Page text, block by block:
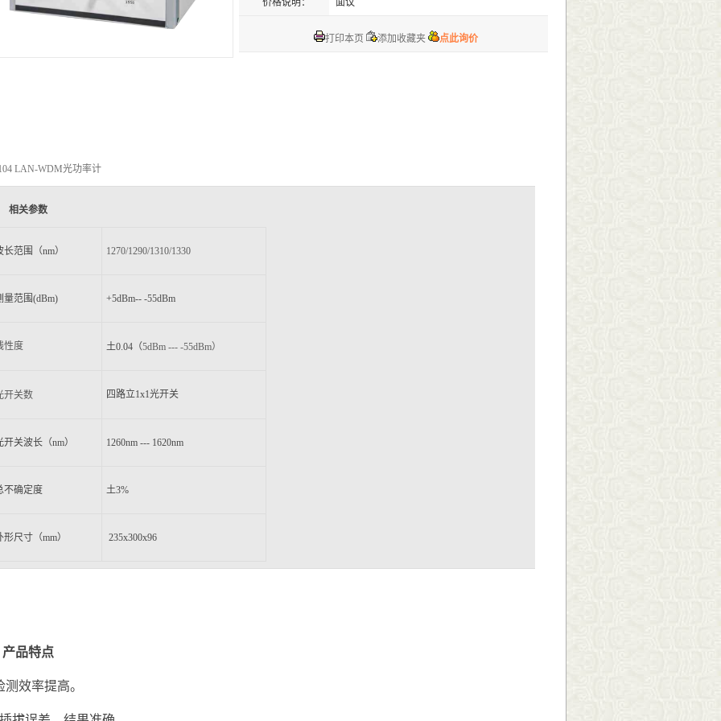
价格说明： 面议
打印本页 添加收藏夹 点此询价
LAN-WDM光功率计
相关参数
范围（nm） 1270/1290/1310/1330
范围(dBm) +5dBm-- -55dBm
度 土0.04 （5dBm --- -55dBm）
关数 四路立1x1光开关
开关波长（nm） 1260nm --- 1620nm
确定度 土3%
尺寸（mm） 235x300x96
产品特点
效率提高。